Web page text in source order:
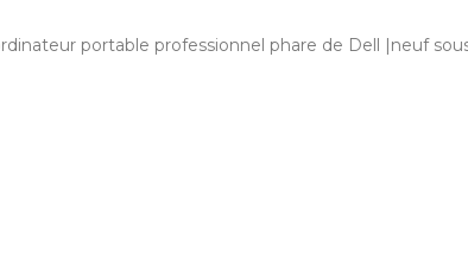
portable professionnel phare de Dell |neuf